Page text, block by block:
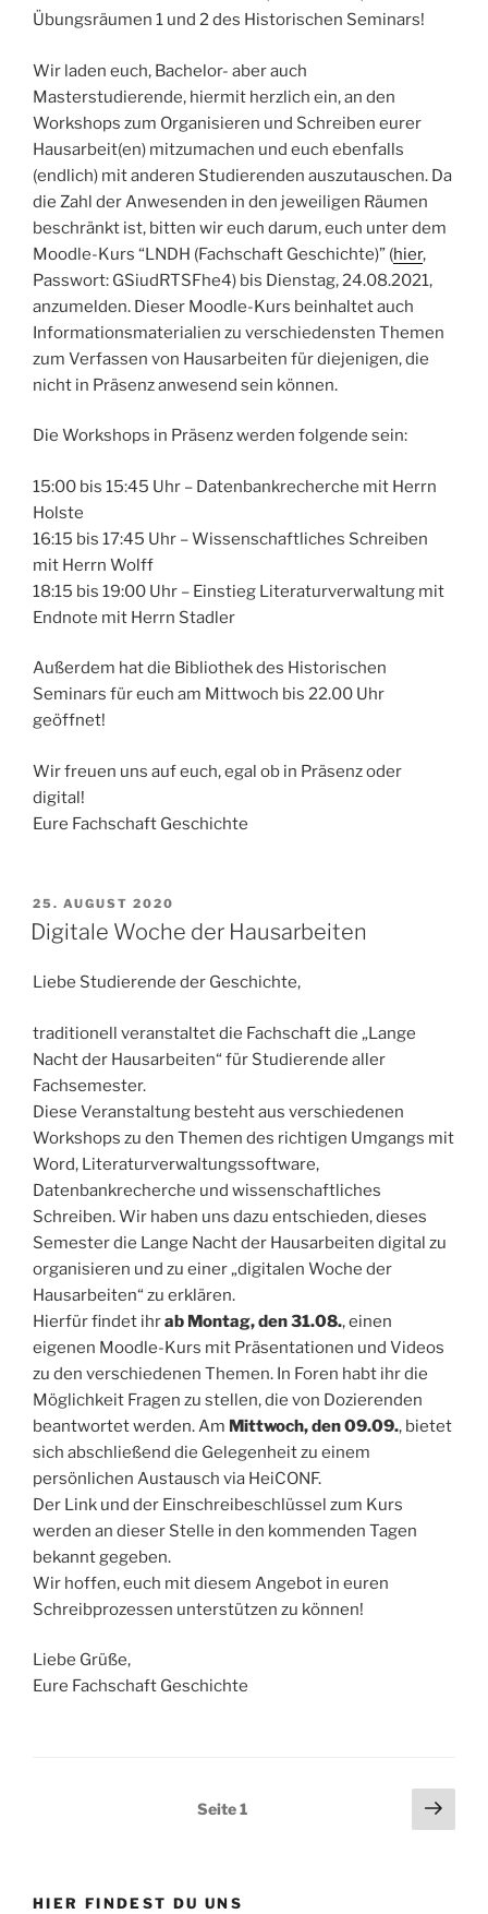
Übungsräumen 1 und 2 des Historischen Seminars!
Wir laden euch, Bachelor- aber auch
Masterstudierende, hiermit herzlich ein, an den
Workshops zum Organisieren und Schreiben eurer
Hausarbeit(en) mitzumachen und euch ebenfalls
(endlich) mit anderen Studierenden auszutauschen. Da
die Zahl der Anwesenden in den jeweiligen Räumen
beschränkt ist, bitten wir euch darum, euch unter dem
Moodle-Kurs “LNDH (Fachschaft Geschichte)” (hier,
Passwort: GSiudRTSFhe4) bis Dienstag, 24.08.2021,
anzumelden. Dieser Moodle-Kurs beinhaltet auch
Informationsmaterialien zu verschiedensten Themen
zum Verfassen von Hausarbeiten für diejenigen, die
nicht in Präsenz anwesend sein können.
Die Workshops in Präsenz werden folgende sein:
15:00 bis 15:45 Uhr – Datenbankrecherche mit Herrn
Holste
16:15 bis 17:45 Uhr – Wissenschaftliches Schreiben
mit Herrn Wolff
18:15 bis 19:00 Uhr – Einstieg Literaturverwaltung mit
Endnote mit Herrn Stadler
Außerdem hat die Bibliothek des Historischen
Seminars für euch am Mittwoch bis 22.00 Uhr
geöffnet!
Wir freuen uns auf euch, egal ob in Präsenz oder
digital!
Eure Fachschaft Geschichte
VERÖFFENTLICHT
AM
25. AUGUST 2020
Digitale Woche der Hausarbeiten
Liebe Studierende der Geschichte,
traditionell veranstaltet die Fachschaft die „Lange
Nacht der Hausarbeiten“ für Studierende aller
Fachsemester.
Diese Veranstaltung besteht aus verschiedenen
Workshops zu den Themen des richtigen Umgangs mit
Word, Literaturverwaltungssoftware,
Datenbankrecherche und wissenschaftliches
Schreiben. Wir haben uns dazu entschieden, dieses
Semester die Lange Nacht der Hausarbeiten digital zu
organisieren und zu einer „digitalen Woche der
Hausarbeiten“ zu erklären.
Hierfür findet ihrab Montag, den 31.08., einen
eigenen Moodle-Kurs mit Präsentationen und Videos
zu den verschiedenen Themen. In Foren habt ihr die
Möglichkeit Fragen zu stellen, die von Dozierenden
beantwortet werden. Am Mittwoch, den 09.09., bietet
sich abschließend die Gelegenheit zu einem
persönlichen Austausch via HeiCONF.
Der Link und der Einschreibeschlüssel zum Kurs
werden an dieser Stelle in den kommenden Tagen
bekannt gegeben.
Wir hoffen, euch mit diesem Angebot in euren
Schreibprozessen unterstützen zu können!
Liebe Grüße,
Eure Fachschaft Geschichte
Seitennummerierung
Seite1
HIER FINDEST DU UNS